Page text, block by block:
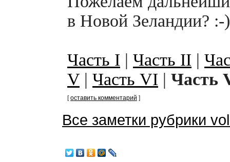
в Новой Зеландии? :-)
Часть I | Часть II |
V| Часть VI | Часть
[оставить комментарий ]
Все заметки рубрики